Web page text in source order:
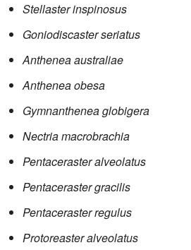
Stellaster inspinosus
Goniodiscaster seriatus
Anthenea australiae
Anthenea obesa
Gymnanthenea globigera
Nectria macrobrachia
Pentaceraster alveolatus
Pentaceraster gracilis
Pentaceraster regulus
Protoreaster alveolatus